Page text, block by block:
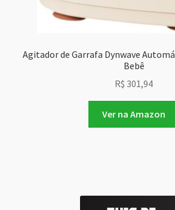
Agitador de Garrafa Dynwave
Bebê
R$ 301,94
Ver na Amazon